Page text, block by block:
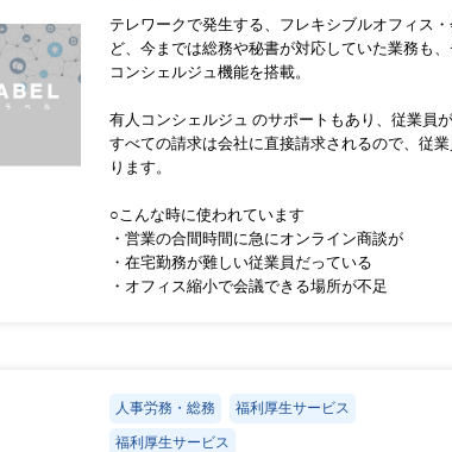
テレワークで発生する、フレキシブルオフィス
ど、今までは総務や秘書が対応していた業務も
コンシェルジュ機能を搭載。
有人コンシェルジュ のサポートもあり、従業員
すべての請求は会社に直接請求されるので、従
ります。
○こんな時に使われています
・営業の合間時間に急にオンライン商談が
・在宅勤務が難しい従業員だっている
・オフィス縮小で会議できる場所が不足
人事労務・総務 福利厚生サービス
福利厚生サービス